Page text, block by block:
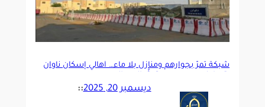
شبكة تمرّ بجوارهم ومنازل بلا ماء… أهالي إسكان ناوان
ديسمبر 20, 2025 ::